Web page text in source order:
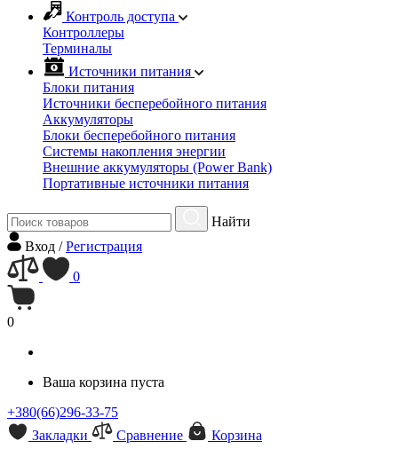
Контроль доступа
Контроллеры
Терминалы
Источники питания
Блоки питания
Источники бесперебойного питания
Аккумуляторы
Блоки бесперебойного питания
Системы накопления энергии
Внешние аккумуляторы (Power Bank)
Портативные источники питания
Найти
Вход /Регистрация
0
0
Ваша корзина пуста
+380(66)296-33-75
Закладки
Сравнение
Корзина